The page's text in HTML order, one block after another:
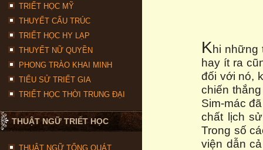
TRIẾT HỌC MỸ
THUYẾT CẤU TRÚC
TRIẾT HỌC HY LẠP
THUYẾT NỮ QUYỀN
PHONG TRÀO KHAI MINH
TIỂU SỬ TRIẾT GIA
TRIẾT HỌC THỜI TRUNG ĐẠI
THUẬT NGỮ TRIẾT HỌC
THUẬT NGỮ TỔNG QUÁT
Khi những
hay ít ra
đối với nó,
chiến
Sim-mác
chất lịch
Trong số
viện dẫn